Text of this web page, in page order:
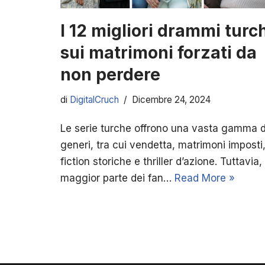
I 12 migliori drammi
sui matrimoni forzati da
non perdere
di DigitalCruch Dicembre 24, 2024
Le serie turche offrono una vasta gamma
generi, tra cui vendetta, matrimoni imposti,
fiction storiche e thriller d’azione. Tuttavia,
maggior parte dei fan… Read More »